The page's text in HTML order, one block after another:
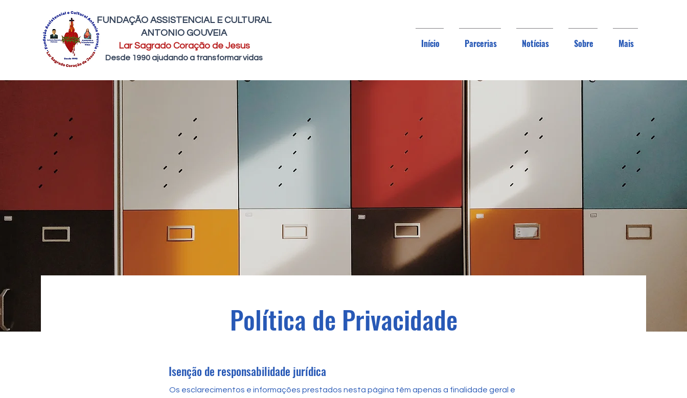
FUNDAÇÃO ASSISTENCIAL E CULTURAL
ANTONIO GOUVEIA
Lar Sagrado Coração de Jesus
Desde 1990 ajudando a transformar vidas
Início Parcerias Notícias Sobre Mais
Política de Privacidade
Isenção de responsabilidade jurídica
Os esclarecimentos e informações prestados nesta página têm apenas a finalidade geral e